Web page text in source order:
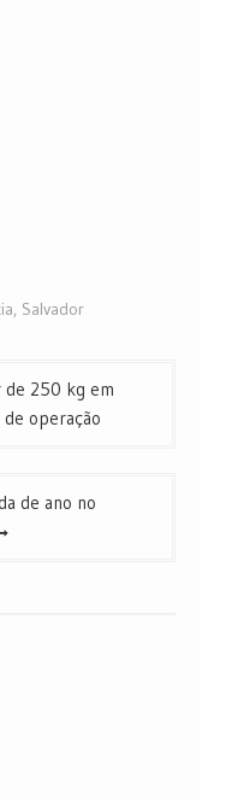
, Salvador
de 250 kg em
de operação
de ano no